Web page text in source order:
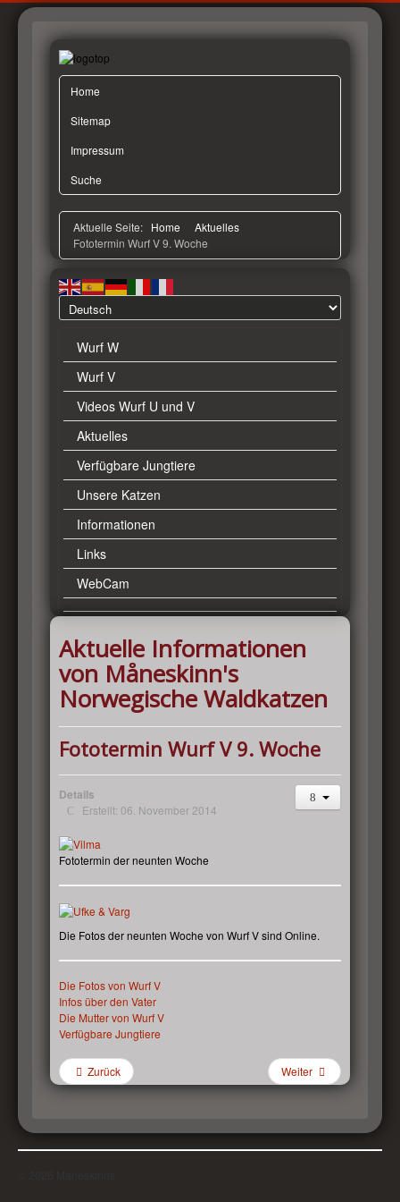
Home
Sitemap
Impressum
Suche
Aktuelle Seite: Home
Aktuelles
Fototermin Wurf V 9. Woche
Wurf W
Wurf V
Videos Wurf U und V
Aktuelles
Verfügbare Jungtiere
Unsere Katzen
Informationen
Links
WebCam
Aktuelle Informationen
von Måneskinn's
Norwegische Waldkatzen
Fototermin Wurf V 9. Woche
Details
Erstellt: 06. November 2014
Fototermin der neunten Woche
Die Fotos der neunten Woche von Wurf V sind Online.
Die Fotos von Wurf V
Infos über den Vater
Die Mutter von Wurf V
Verfügbare Jungtiere
Zurück Weiter